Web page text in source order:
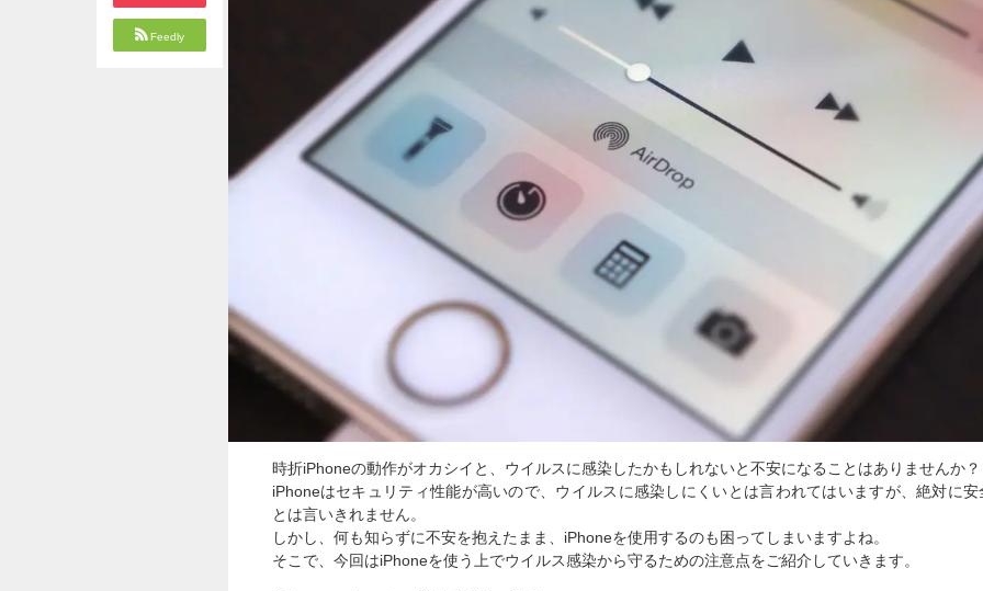
Feedly
時折iPhoneの動作がオカシイと、ウイルスに感染したかもしれないと不安になることはありませんか？
iPhoneはセキュリティ性能が高いので、ウイルスに感染しにくいとは言われてはいますが、絶対に安
とは言いきれません。
しかし、何も知らずに不安を抱えたまま、iPhoneを使用するのも困ってしまいますよね。
そこで、今回はiPhoneを使う上でウイルス感染から守るための注意点をご紹介していきます。